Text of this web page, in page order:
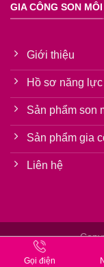
GIA CÔNG SON MÔI
Giới thiệu
Hồ sơ năng lực
Sản phẩm son
Sản phẩm gia
Liên hệ
Gọi điện